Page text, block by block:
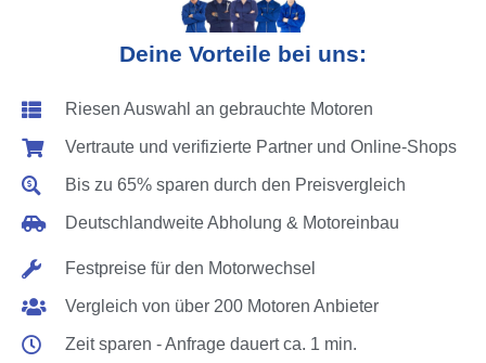
Deine Vorteile bei uns:
Riesen Auswahl an gebrauchte Motoren
Vertraute und verifizierte Partner und Online-Shops
Bis zu 65% sparen durch den Preisvergleich
Deutschlandweite Abholung & Motoreinbau
Festpreise für den Motorwechsel
Vergleich von über 200 Motoren Anbieter
Zeit sparen - Anfrage dauert ca. 1 min.